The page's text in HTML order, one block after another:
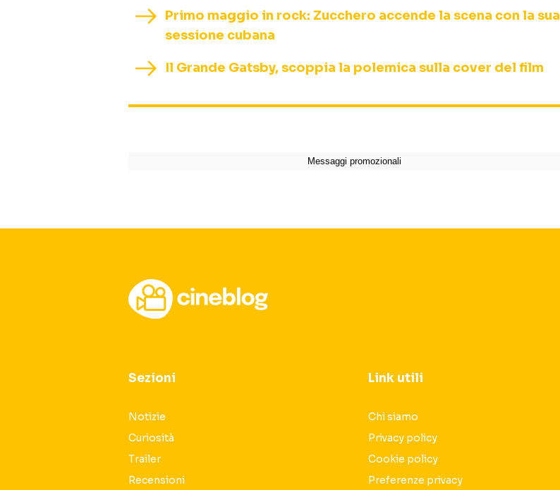
Primo maggio in rock: Zucchero accende la scena con la sua
sessione cubana
Il Grande Gatsby, scoppia la polemica sulla cover del film
Sezioni
Notizie
Curiosità
Trailer
Recensioni
Link utili
Chi siamo
Privacy policy
Cookie policy
Preferenze privacy